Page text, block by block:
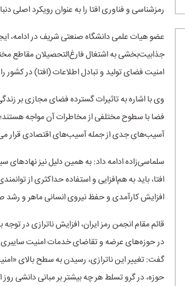
رمزشناسی و فناوری افتا را به عنوان رویکرد اصلی
عضو هیات علمی دانشگاه صنعتی شریف در ادامه،
جذابیت‌بخشی به اشتغال فارغ‌التحصیلان مقاطع
امنیت فضای تولید و تبادل اطلاعات (افتا) در
وی با اشاره به تاثیرات گسترده فضای مجازی بر
فضا با سطوح مختلفی از مخاطرات آن مواجه هستند؛
آسیب‌های جدی از جمله آسیب‌های اقتصادی قرار
سلماسی‌زاده ادامه داد: به همین دلیل نیز
افتا، باید به هم‌افزایی و استفاده حداکثری از
افزایش کارآمدی و حفظ نیروی انسانی ماهر و رشد
قائم مقام انجمن رمز ایران، افزایش ناترازی در
در حوزه‌های عرضه و تقاضای خدمات امنیت سایبری
گفت: تغییر این ناترازی، رسیدن به سطح بالای
حوزه، در گرو تسلط هر چه بیشتر بر مبانی دانشی